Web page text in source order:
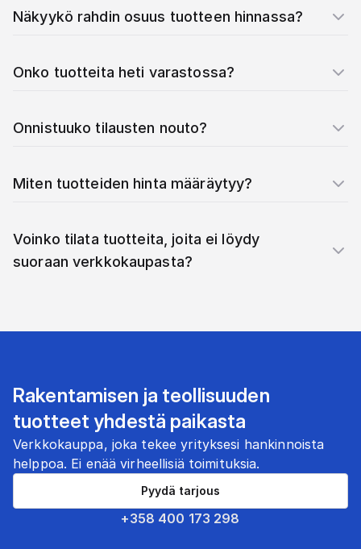
Näkyykö rahdin osuus tuotteen hinnassa?
Onko tuotteita heti varastossa?
Onnistuuko tilausten nouto?
Miten tuotteiden hinta määräytyy?
Voinko tilata tuotteita, joita ei löydy
suoraan verkkokaupasta?
Rakentamisen ja teollisuuden
tuotteet yhdestä paikasta
Verkkokauppa, joka tekee yrityksesi hankinnoista
helppoa. Ei enää virheellisiä toimituksia.
+358 400 173 298
Pyydä tarjous